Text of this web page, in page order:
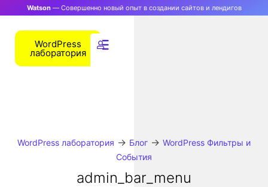
Watson— Совершенно новый опыт в создании сайтов и лендигов
WordPress
лаборатория
WordPress лаборатория → Блог → WordPress Фильтры и
События
admin_bar_menu